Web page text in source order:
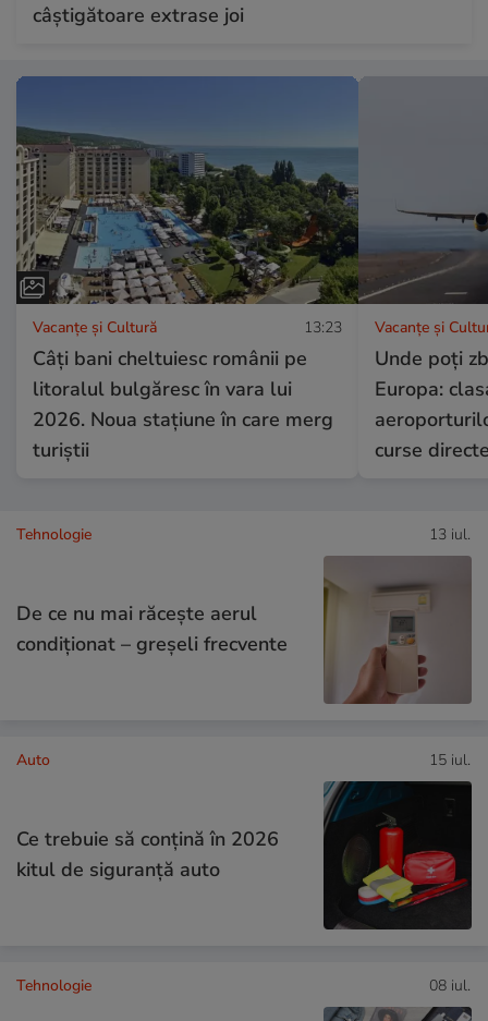
câștigătoare extrase joi
Vacanțe și Cultură 13:23
Câți bani cheltuiesc românii pe
litoralul bulgăresc în vara lui
2026. Noua stațiune în care merg
turiștii
Vacanțe și
Unde poți
Europa:
curse
Tehnologie 13 iul.
De ce nu mai răcește aerul
condiționat – greșeli frecvente
Auto 15 iul.
Ce trebuie să conţină în 2026
kitul de siguranţă auto
Tehnologie 08 iul.